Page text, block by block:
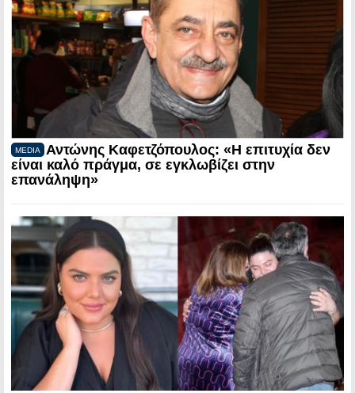
MEDIA
Αντώνης Καφετζόπουλος: «Η επιτυχία δεν
είναι καλό πράγμα, σε εγκλωβίζει στην
επανάληψη»